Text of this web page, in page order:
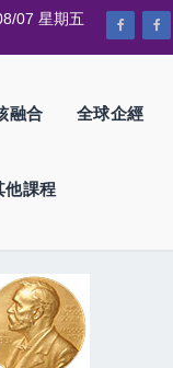
07 星期五
融合 全球企經
他課程